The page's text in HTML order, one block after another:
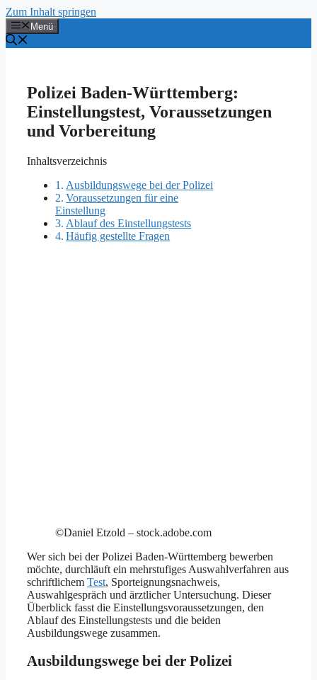
Zum Inhalt springen
Menü
Polizei Baden-Württemberg:
Einstellungstest, Voraussetzungen
und Vorbereitung
Inhaltsverzeichnis
Ausbildungswege bei der Polizei
Voraussetzungen für eine
Einstellung
Ablauf des Einstellungstests
Häufig gestellte Fragen
©Daniel Etzold – stock.adobe.com
Wer sich bei der Polizei Baden-Württemberg bewerben
möchte, durchläuft ein mehrstufiges Auswahlverfahren aus
schriftlichem Test, Sporteignungsnachweis,
Auswahlgespräch und ärztlicher Untersuchung. Dieser
Überblick fasst die Einstellungsvoraussetzungen, den
Ablauf des Einstellungstests und die beiden
Ausbildungswege zusammen.
Ausbildungswege bei der Polizei